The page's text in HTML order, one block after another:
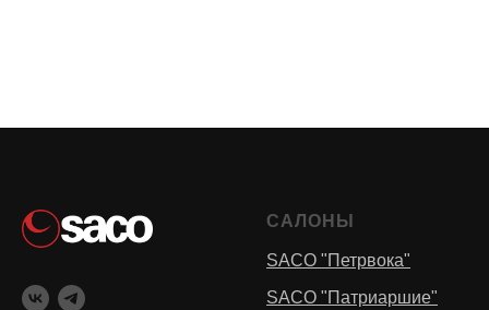
САЛОНЫ
SACO "Петрвока"
SACO "Патриаршие"